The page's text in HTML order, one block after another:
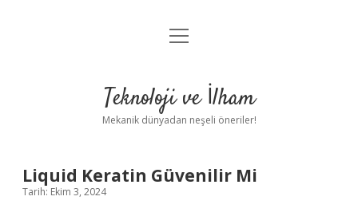
Anasayfa
Yasal Uyarı
menüyü
Teknoloji ve İlham
Mekanik dünyadan neşeli öneriler!
Liquid Keratin Güvenilir Mi
Tarih: Ekim 3, 2024